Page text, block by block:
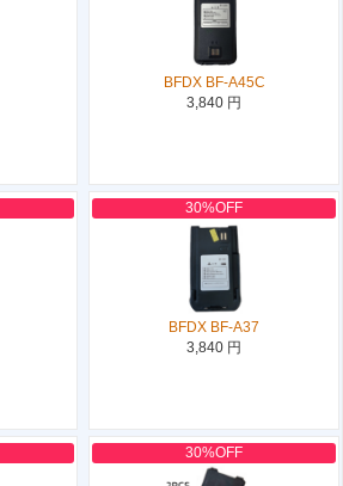
BFDX BF-A45C
3,840 円
30%OFF
BFDX BF-A37
3,840 円
30%OFF